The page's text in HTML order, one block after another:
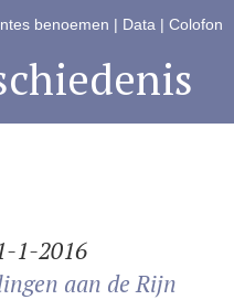
benoemen | Data | Colofon
1-2016
aan de Rijn